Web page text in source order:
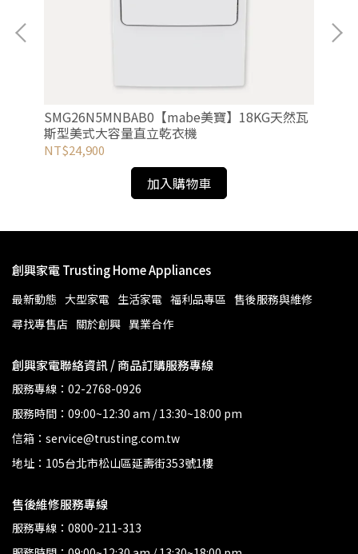
SMG26N5MNBAB0【mabe美寶】18KG天然瓦
斯型美式大容量直立乾衣機
NT$24,900
加入購物車
創興家電 Trusting Home Appliances
最新動態 大型家電 生活家電 福利品專區 售後服務與維修
尋找專售店 關於創興 異業合作
創興家電聯絡資訊 / 商品訂購服務專線
服務專線： 02-2768-0926
服務時間：09:00~12:30 am / 13:30~18:00 pm
信箱：service@trusting.com.tw
地址：105台北市松山區延壽街353號1樓
售後維修服務專線
服務專線： 0800-211-313